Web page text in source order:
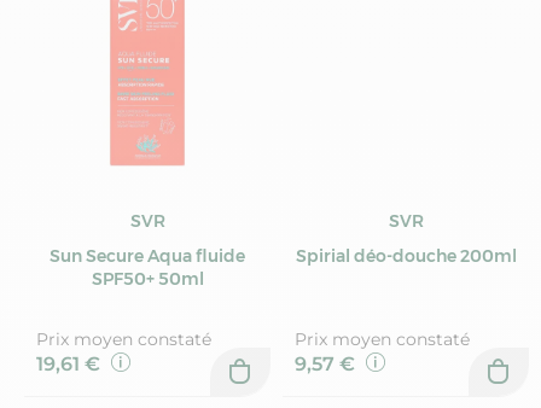
SVR
Sun Secure Aqua fluide
SPF50+ 50ml
Prix moyen constaté
19,61 €
SVR
Spirial déo-douche 200ml
Prix moyen constaté
9,57 €